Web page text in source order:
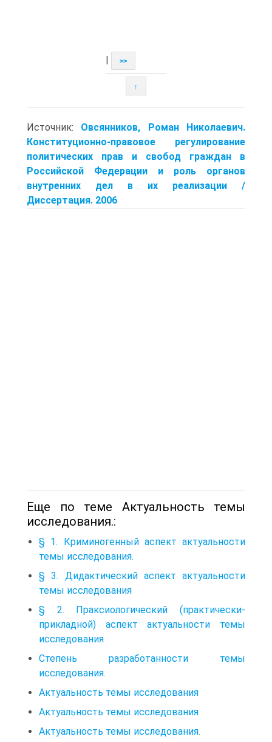
>>
↑
Источник: Овсянников, Роман Николаевич.
Конституционно-правовое регулирование
политических прав и свобод граждан в
Российской Федерации и роль органов
внутренних дел в их реализации /
Диссертация. 2006
Еще по теме Актуальность темы
исследования.:
§ 1. Криминогенный аспект актуальности
темы исследования.
§ 3. Дидактический аспект актуальности
темы исследования
§ 2. Праксиологический (практически-
прикладной) аспект актуальности темы
исследования
Степень разработанности темы
исследования.
Актуальность темы исследования
Актуальность темы исследования
Актуальность темы исследования.